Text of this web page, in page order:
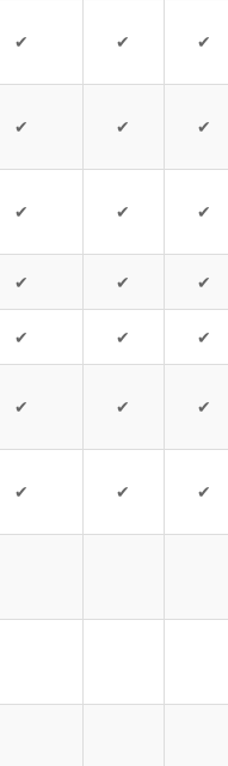
✔ ✔ ✔
✔ ✔ ✔
✔ ✔ ✔
✔ ✔ ✔
✔ ✔ ✔
✔ ✔ ✔
✔ ✔ ✔